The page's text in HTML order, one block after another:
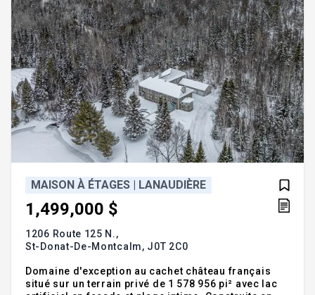
MAISON À ÉTAGES | LANAUDIÈRE
1,499,000 $
1206 Route 125 N.,
St-Donat-De-Montcalm, J0T 2C0
Domaine d'exception au cachet château français
situé sur un terrain privé de 1 578 956 pi² avec lac